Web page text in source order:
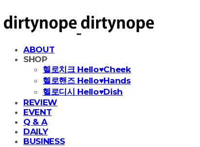
ABOUT
SHOP
헬로치크 Hello♥Cheek
헬로핸즈 Hello♥Hands
헬로디시 Hello♥Dish
REVIEW
EVENT
Q & A
DAILY
BUSINESS